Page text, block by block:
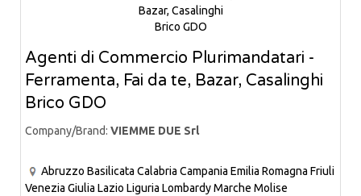
Agenti di Commercio Plurimandatari -
Ferramenta, Fai da te, Bazar, Casalinghi
Brico GDO
Company/Brand: VIEMME DUE Srl
Abruzzo Basilicata Calabria Campania Emilia Romagna Friuli
Venezia Giulia Lazio Liguria LombardyMarche Molise